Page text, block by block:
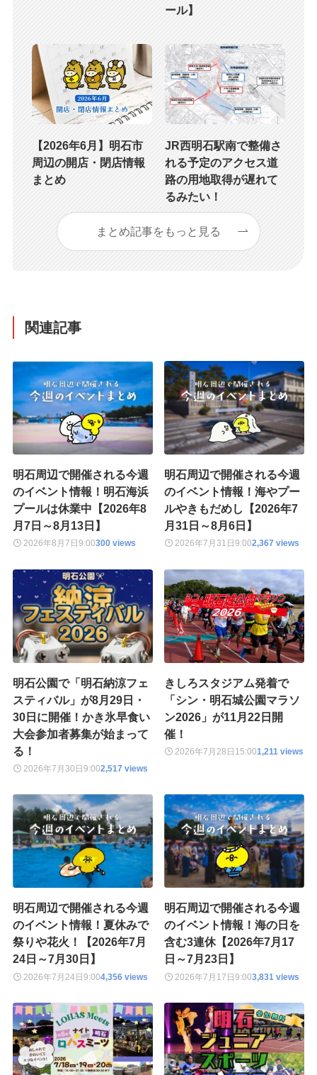
ール】
【2026年6月】明石市
周辺の開店・閉店情報
まとめ
JR西明石駅南で整備さ
れる予定のアクセス道
路の用地取得が遅れて
るみたい！
まとめ記事をもっと見る
関連記事
明石周辺で開催される今週
のイベント情報！明石海浜
プールは休業中【2026年8
月7日～8月13日】
2026年8月7日 9:00300 views
明石周辺で開催される今週
のイベント情報！海やプー
ルやきもだめし【2026年7
月31日～8月6日】
2026年7月31日9:002,367 views
明石公園で「明石納涼フェ
スティバル」が8月29日・
30日に開催！かき氷早食い
大会参加者募集が始まって
る！
2026年7月30日 9:002,517 views
きしろスタジアム発着で
「シン・明石城公園マラソ
ン2026」が11月22日開
催！
2026年7月28日 15:001,211 views
明石周辺で開催される今週
のイベント情報！夏休みで
祭りや花火！【2026年7月
24日～7月30日】
2026年7月24日 9:004,356 views
明石周辺で開催される今週
のイベント情報！海の日を
含む3連休【2026年7月17
日～7月23日】
2026年7月17日9:003,831 views